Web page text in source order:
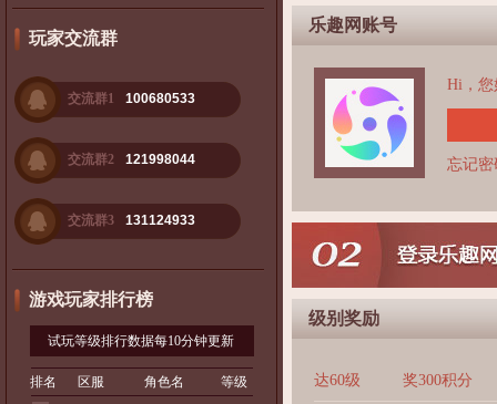
玩家交流群
交流群1 100680533
交流群2 121998044
交流群3 131124933
游戏玩家排行榜
试玩等级排行数据每10分钟更新
排名 区服 角色名
等级
乐趣网账号
Hi，您
忘记密
级别奖励
达60级 奖300积分